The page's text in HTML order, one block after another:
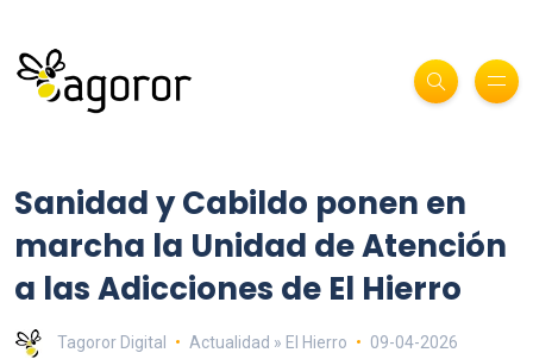
Sanidad y Cabildo ponen en
marcha la Unidad de Atención
a las Adicciones de El Hierro
Tagoror Digital Actualidad » El Hierro 09-04-2026